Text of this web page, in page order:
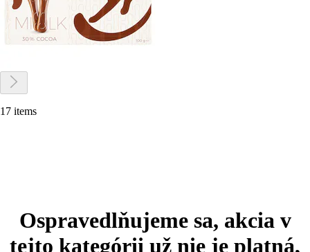
17 items
Ospravedlňujeme sa, akcia v
tejto kategórii už nie je platná,